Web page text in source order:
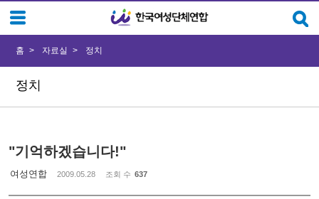
정치
홈 자료실 정치
"기억하겠습니다!"
여성연합 2009.05.28 조회 수 637